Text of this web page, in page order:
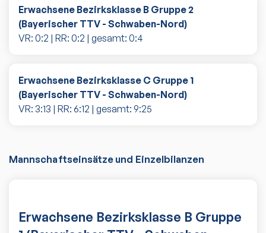
Erwachsene Bezirksklasse B Gruppe 2
(Bayerischer TTV - Schwaben-Nord)
VR: 0:2 | RR: 0:2 | gesamt: 0:4
Erwachsene Bezirksklasse C Gruppe 1
(Bayerischer TTV - Schwaben-Nord)
VR: 3:13 | RR: 6:12 | gesamt: 9:25
Mannschaftseinsätze und Einzelbilanzen
Erwachsene Bezirksklasse B Gruppe